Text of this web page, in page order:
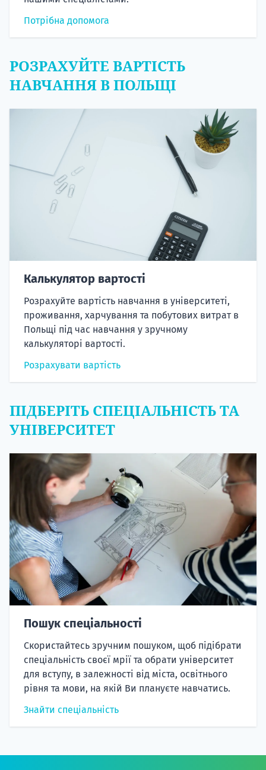
Потрібна допомога
РОЗРАХУЙТЕ ВАРТІСТЬ
НАВЧАННЯ В ПОЛЬЩІ
Калькулятор вартості
Розрахуйте вартість навчання в університеті,
проживання, харчування та побутових витрат в
Польщі під час навчання у зручному
калькуляторі вартості.
Розрахувати вартість
ПІДБЕРІТЬ СПЕЦІАЛЬНІСТЬ ТА
УНІВЕРСИТЕТ
Пошук спеціальності
Скористайтесь зручним пошуком, щоб підібрати
спеціальність своєї мрії та обрати університет
для вступу, в залежності від міста, освітнього
рівня та мови, на якій Ви плануєте навчатись.
Знайти спеціальність